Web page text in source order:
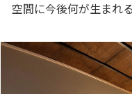
空間に今後何が生まれ